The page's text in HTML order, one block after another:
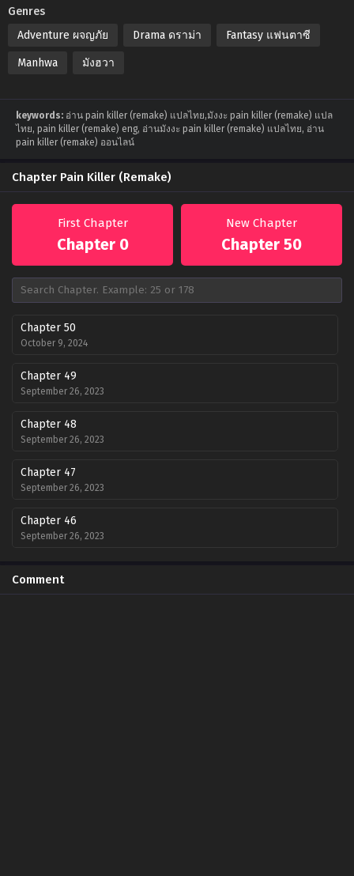
Genres
Adventure ผจญภัย
Drama ดราม่า Fantasy แฟนตาซี
Manhwa มังฮวา
keywords: อ่าน pain killer (remake) แปลไทย,มังงะ pain killer (remake) แปล
ไทย, pain killer (remake) eng, อ่านมังงะ pain killer (remake) แปลไทย, อ่าน
pain killer (remake) ออนไลน์
Chapter Pain Killer (Remake)
First Chapter
Chapter 0
New Chapter
Chapter 50
Chapter 50
October 9, 2024
Chapter 49
September 26, 2023
Chapter 48
September 26, 2023
Chapter 47
September 26, 2023
Chapter 46
September 26, 2023
September 26, 2023
Comment